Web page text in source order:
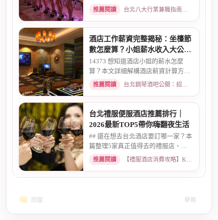
候而環境又你文章提到的那麼...
推薦閱讀 台北八大行業兼職指南：熱門職缺與求職須知 · 2026-02-13
酒店工作薪資完整揭秘：坐檯節
數怎麼算？小姐薪水收入大公開
｜2026最新
14373 想知道酒店小姐的薪水怎麼
算？本文詳細解構酒店薪資計算方
式，從「坐檯節數」的基本概念、...
推薦閱讀 台北鋼琴酒吧公關：招募條件與工作環境介紹 · 2026-03-09
台北禮服便服酒店推薦排行｜
2026最新TOP5帶你嗨翻夜生活
## 還在想去台北酒店要訂哪一家？本
篇整理5家真正值得去的禮服店、便
服店，從氣氛、小姐素質、消...
推薦閱讀 【禮服酒店消費攻略】KTV喝酒娛樂、價格試算 · 2026-05-08
回復 舉報